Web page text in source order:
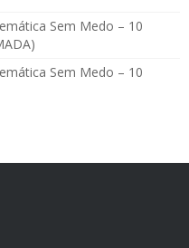
Sem Medo – 10
Sem Medo – 10